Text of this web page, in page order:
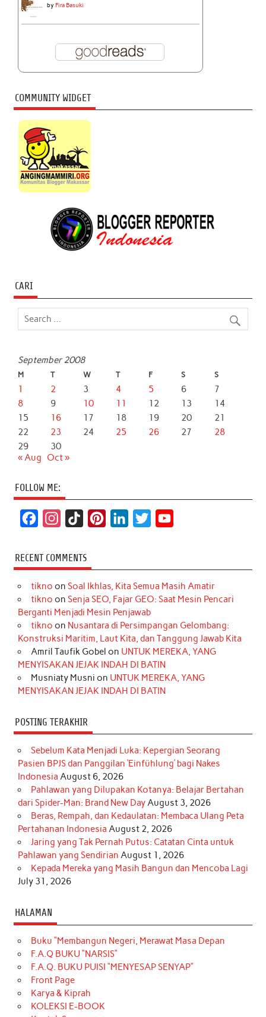
byFira Basuki
COMMUNITY WIDGET
CARI
September 2008
M T W T F S S
1 2 3 4 5 6
7
8
9 10 11 12 13
14
15
16 17 18 19 20
21
22
23 24 25 26 27
28
29
30
« Aug
Oct »
FOLLOW ME:
c
e
b
o
k
s
t
a
r
a
m
k
T
o
k
t
e
r
e
s
t
k
e
d
I
n
t
t
r
T
u
e
RECENT COMMENTS
tikno on Soal Ikhlas, Kita Semua Masih Amatir
tikno on Senja SEO, Fajar GEO: Saat Mesin Pencari
Berganti Menjadi Mesin Penjawab
tikno on Nusantara di Persimpangan Gelombang:
Konstruksi Maritim, Laut Kita, dan Tanggung Jawab Kita
Amril Taufik Gobel on UNTUK MEREKA, YANG
MENYISAKAN JEJAK INDAH DI BATIN
Musniaty Musni on UNTUK MEREKA, YANG
MENYISAKAN JEJAK INDAH DI BATIN
POSTING TERAKHIR
Sebelum Kata Menjadi Luka: Kepergian Seorang
Pasien BPJS dan Panggilan ‘Einfühlung’ bagi Nakes
Indonesia August 6, 2026
Pahlawan yang Dilupakan Kotanya: Belajar Bertahan
dari Spider-Man: Brand New DayAugust 3, 2026
Beras, Rempah, dan Kedaulatan: Membaca Ulang Peta
Pertahanan Indonesia August 2, 2026
Jaring yang Tak Pernah Putus: Catatan Cinta untuk
Pahlawan yang Sendirian August 1, 2026
Kepada Mereka yang Masih Bangun dan Mencoba Lagi
July 31, 2026
HALAMAN
Buku “Membangun Negeri, Merawat Masa Depan
F.A.Q BUKU “NARSIS”
F.A.Q. BUKU PUISI “MENYESAP SENYAP”
Front Page
Karya & Kiprah
KOLEKSI E-BOOK